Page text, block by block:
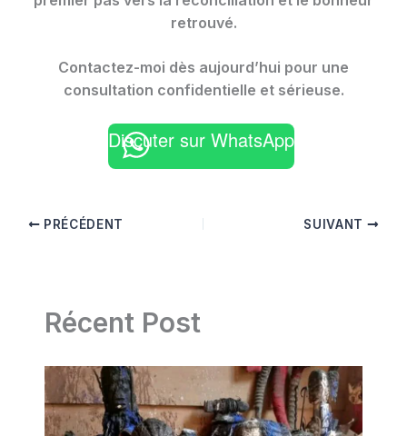
retrouvé.
Contactez-moi dès aujourd’hui pour une
consultation confidentielle et sérieuse.
Discuter sur WhatsApp
PRÉCÉDENT SUIVANT
Récent Post